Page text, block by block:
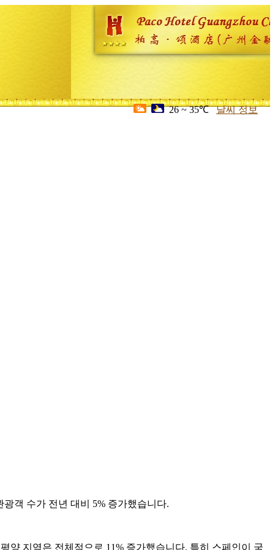
26 ~ 35℃ 날씨 정보
광객 수가 전년 대비 5% 증가했습니다.
양 지역은 전체적으로 11% 증가했습니다. 특히 스페인이 국